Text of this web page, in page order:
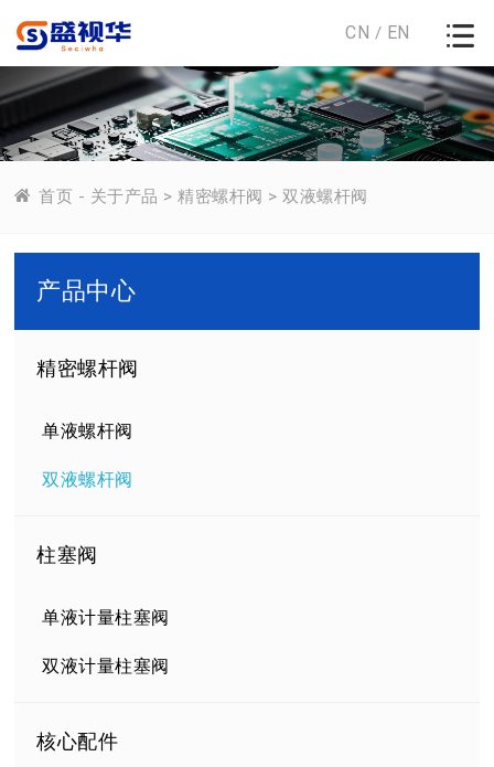
CN / EN
首页 - 关于产品 >精密螺杆阀 >双液螺杆阀
产品中心
精密螺杆阀
单液螺杆阀
双液螺杆阀
柱塞阀
单液计量柱塞阀
双液计量柱塞阀
核心配件